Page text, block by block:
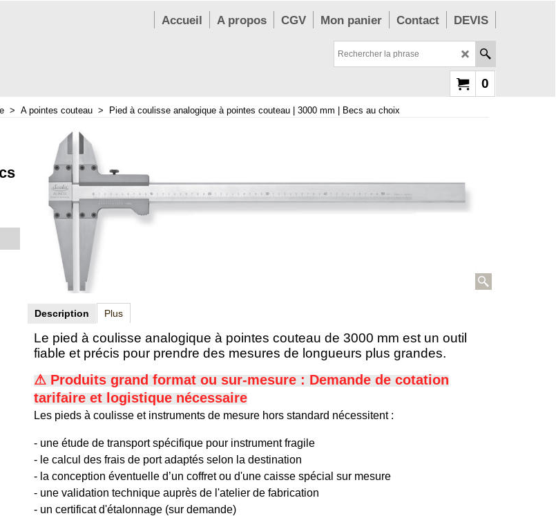
Accueil A propos CGV Mon panier Contact DEVIS
0
> A pointes couteau > Pied à coulisse analogique à pointes couteau | 3000 mm | Becs au choix
Description Plus
Le pied à coulisse analogique à pointes couteau de 3000 mm est un outil
fiable et précis pour prendre des mesures de longueurs plus grandes.
⚠ Produits grand format ou sur-mesure : Demande de cotation
tarifaire et logistique nécessaire
Les pieds à coulisse et instruments de mesure hors standard nécessitent :
- une étude de transport spécifique pour instrument fragile
- le calcul des frais de port adaptés selon la destination
- la conception éventuelle d’un coffret ou d'une caisse spécial sur mesure
- une validation technique auprès de l'atelier de fabrication
- un certificat d'étalonnage (sur demande)